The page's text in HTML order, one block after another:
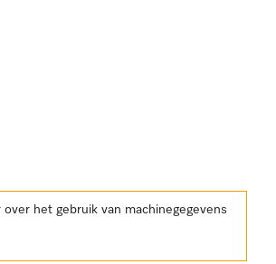
het gebruik van machinegegevens